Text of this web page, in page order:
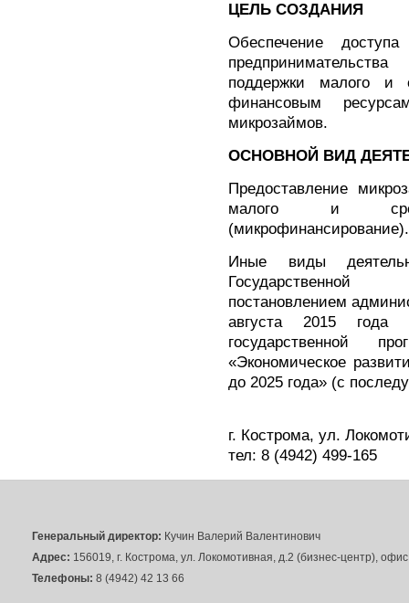
ЦЕЛЬ СОЗДАНИЯ
Обеспечение
поддержки малого и
финансовым
микрозаймов.
ОСНОВНОЙ ВИД
Предоставление
малого и
(микрофинансирование).
Иные виды
постановлением
августа 2015
государственной
«Экономическое
до 2025 года» (с
г. Кострома, ул.
тел: 8 (4942) 499-165
Генеральный директор: Кучин Валерий Валентинович
Адрес: 156019, г. Кострома, ул. Локомотивная, д.2 (бизнес-центр),
Телефоны: 8 (4942) 42 13 66